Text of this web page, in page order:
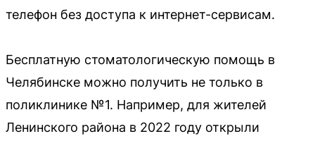
телефон без доступа к интернет-сервисам.
Бесплатную стоматологическую помощь в
Челябинске можно получить не только в
поликлинике №1. Например, для жителей
Ленинского района в 2022 году открыли